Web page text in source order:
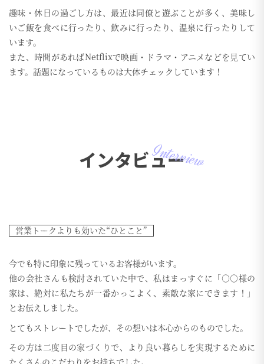
趣味・休日の過ごし方は、最近は同僚と遊ぶことが多く、美味し
いご飯を食べに行ったり、飲みに行ったり、温泉に行ったりして
います。
また、時間があればNetflixで映画・ドラマ・アニメなどを見てい
ます。話題になっているものは大体チェックしています！
インタビュー
Interview
営業トークよりも効いた“ひとこと”
今でも特に印象に残っているお客様がいます。
他の会社さんも検討されていた中で、私はまっすぐに「○○様の
家は、絶対に私たちが一番かっこよく、素敵な家にできます！」
とお伝えしました。
とてもストレートでしたが、その想いは本心からのものでした。
その方は二度目の家づくりで、より良い暮らしを実現するために